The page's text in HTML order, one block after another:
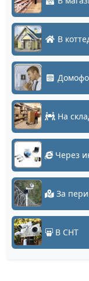
В
На
Через
За
В СНТ